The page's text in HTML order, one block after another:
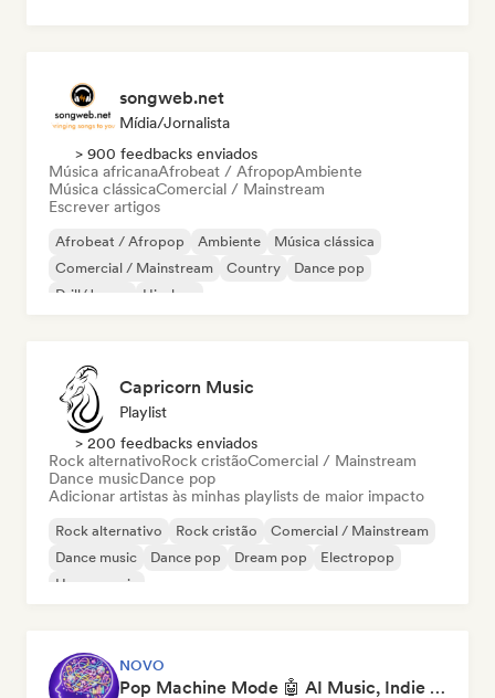
songweb.net
Mídia/Jornalista
> 900 feedbacks enviados
Música africanaAfrobeat / AfropopAmbiente
Música clássicaComercial / Mainstream
Escrever artigos
Afrobeat / Afropop Ambiente
Música clássica
Comercial / Mainstream
Country
Dance pop
Drill/Jersey
Hip-hop
Capricorn Music
Playlist
> 200 feedbacks enviados
Rock alternativoRock cristãoComercial / Mainstream
Dance musicDance pop
Adicionar artistas às minhas playlists de maior impacto
Rock alternativo Rock cristão
Comercial / Mainstream
Dance music
Dance pop Dream pop
Electropop
House music
NOVO
Pop Machine Mode 🤖 AI Music, Indie Pop & Dream Pop